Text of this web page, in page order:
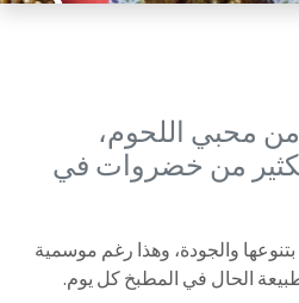
محبي اللحوم،
من خضروات في
بتنوعها والجودة، وهذا رغم موسمية
الحال في المطبخ كل يوم.